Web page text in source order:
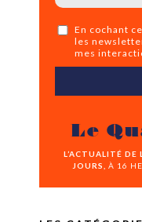
En cochant
les
mes
Le
L’ACTUALITÉ
JOURS,
À 16